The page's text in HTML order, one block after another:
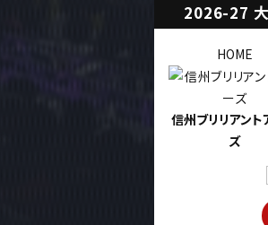
2026-27
HOME
信州ブリリアント
ズ